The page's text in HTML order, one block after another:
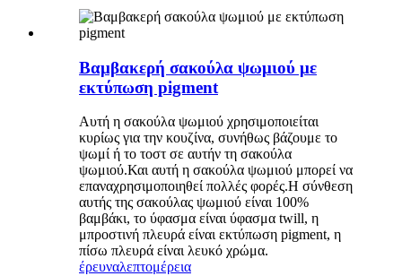
Βαμβακερή σακούλα ψωμιού με
εκτύπωση pigment
Αυτή η σακούλα ψωμιού χρησιμοποιείται
κυρίως για την κουζίνα, συνήθως βάζουμε το
ψωμί ή το τοστ σε αυτήν τη σακούλα
ψωμιού.Και αυτή η σακούλα ψωμιού μπορεί να
επαναχρησιμοποιηθεί πολλές φορές.Η σύνθεση
αυτής της σακούλας ψωμιού είναι 100%
βαμβάκι, το ύφασμα είναι ύφασμα twill, η
μπροστινή πλευρά είναι εκτύπωση pigment, η
πίσω πλευρά είναι λευκό χρώμα.
έρευναλεπτομέρεια